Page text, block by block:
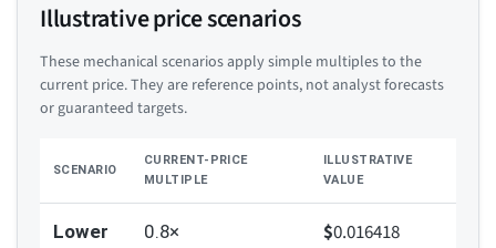
Illustrative price scenarios
These mechanical scenarios apply simple multiples to the
current price. They are reference points, not analyst forecasts
or guaranteed targets.
SCENARIO
CURRENT-PRICE
MULTIPLE
ILLUSTRATIVE
VALUE
Lower 0.8× $0.016418